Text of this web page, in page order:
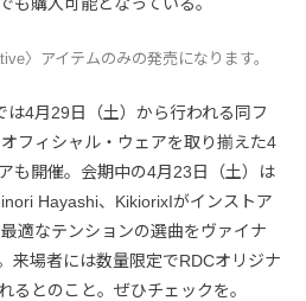
〉アイテムのみの発売になります。
は4月29日（土）から行われる同フ
フィシャル・ウェアを取り揃えた4
も開催。会期中の4月23日（土）は
Hayashi、KikiorixIがインストア
適なテンションの選曲をヴァイナ
来場者には数量限定でRDCオリジナ
るとのこと。ぜひチェックを。